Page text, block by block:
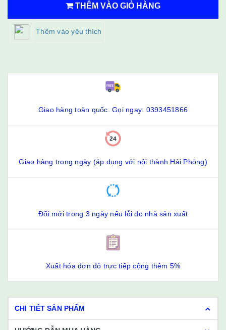
THÊM VÀO GIỎ HÀNG
Thêm vào yêu thích
Giao hàng toàn quốc. Gọi ngay: 0393451866
Giao hàng trong ngày (áp dụng với nội thành Hải Phòng)
Đổi mới trong 3 ngày nếu lỗi do nhà sản xuất
Xuất hóa đơn đỏ trực tiếp cộng thêm 5%
CHI TIẾT SẢN PHẨM